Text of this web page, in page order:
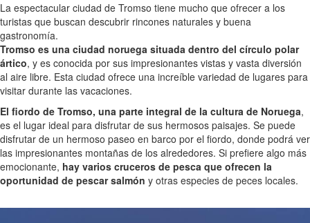
La espectacular ciudad de Tromso tiene mucho que ofrecer a los
turistas que buscan descubrir rincones naturales y buena
gastronomía.
Tromso es una ciudad noruega situada dentro del círculo polar
ártico, y es conocida por sus impresionantes vistas y vasta diversión
al aire libre. Esta ciudad ofrece una increíble variedad de lugares para
visitar durante las vacaciones.
El fiordo de Tromso, una parte integral de la cultura de Noruega,
es el lugar ideal para disfrutar de sus hermosos paisajes. Se puede
disfrutar de un hermoso paseo en barco por el fiordo, donde podrá ver
las impresionantes montañas de los alrededores. Si prefiere algo más
emocionante, hay varios cruceros de pesca que ofrecen la
oportunidad de pescar salmón y otras especies de peces locales.